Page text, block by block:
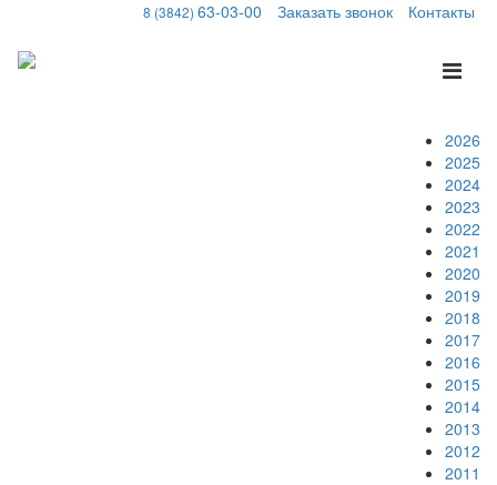
8 (3842) 63-03-00 Заказать звонок Контакты
Меню
2026
2025
2024
2023
2022
2021
2020
2019
2018
2017
2016
2015
2014
2013
2012
2011